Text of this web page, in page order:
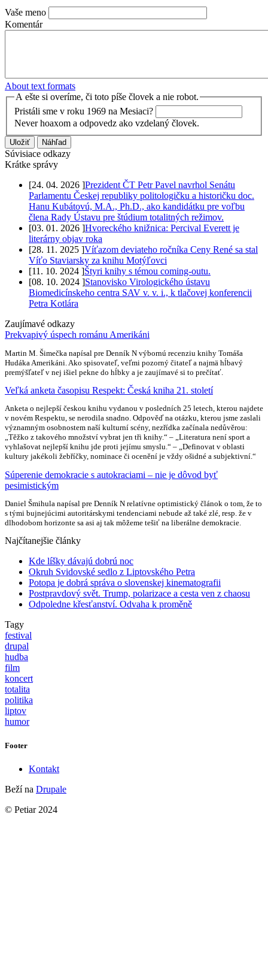
Vaše meno
Komentár
About text formats
A ešte si overíme, či toto píše človek a nie robot.
Pristáli sme v roku 1969 na Mesiaci?
Never hoaxom a odpovedz ako vzdelaný človek.
Súvisiace odkazy
Krátke správy
[24. 04. 2026 ]Prezident ČT Petr Pavel navrhol Senátu
Parlamentu Českej republiky politologičku a historičku doc.
Hanu Kubátovú, M.A., Ph.D., ako kandidátku pre voľbu
člena Rady Ústavu pre štúdium totalitných režimov.
[03. 01. 2026 ]Hvoreckého knižnica: Percival Everett je
literárny objav roka
[28. 11. 2025 ]Víťazom deviateho ročníka Ceny René sa stal
Víťo Staviarsky za knihu Motýľovci
[11. 10. 2024 ]Štyri knihy s témou coming-outu.
[08. 10. 2024 ]Stanovisko Virologického ústavu
Biomedicínskeho centra SAV v. v. i., k tlačovej konferencii
Petra Kotlára
Zaujímavé odkazy
Prekvapivý úspech románu Amerikáni
Martin M. Šimečka napísal pre Denník N výbornú recenziu knihy Tomáša
Hudáka Amerikáni. Ako spisovateľ, veľmi pozorný čitateľ a najmä hĺbavý
premýšľateľ v nej išiel pekne do hĺbky a je zaujímavé si to prečítať.
Veľká anketa časopisu Respekt: Česká kniha 21. století
Anketa o nejlepší českou knihu vydanou v posledních 25 letech, kterou najdete
v novém Respektu, se nerodila snadno. Odpověď na otázku, kterou jsme zaslali
významným osobnostem naší kulturní scény, nezřídka začínala nedůvěrou:
„Těžko z takového množství vybrat jen tři knihy.“ – „Literatura není sport a
vyhlašovat nejlepší knihu jde proti jejímu smyslu.“ – „Definovat v oblasti
kultury jakékoli žebříčky, nominace či ocenění je vždy ošidné a subjektivní.“
Súperenie demokracie s autokraciami – nie je dôvod byť
pesimistickým
Daniel Šmihula napísal pre Denník N relatívne optimistický článok o tom, že to
s tými bujnejúcimi autoritárskymi tendenciami nebude až také zlé, resp. že v
dlhodobom horizonte sa asi aj tak môžeme tešiť na liberálne demokracie.
Najčítanejšie články
Kde líšky dávajú dobrú noc
Okruh Svidovské sedlo z Liptovského Petra
Potopa je dobrá správa o slovenskej kinematografii
Postpravdový svět. Trump, polarizace a cesta ven z chaosu
Odpoledne křesťanství. Odvaha k proměně
Tagy
festival
drupal
hudba
film
koncert
totalita
politika
liptov
humor
Footer
Kontakt
Beží na Drupale
© Petiar 2024